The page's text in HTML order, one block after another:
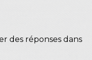
des réponses dans